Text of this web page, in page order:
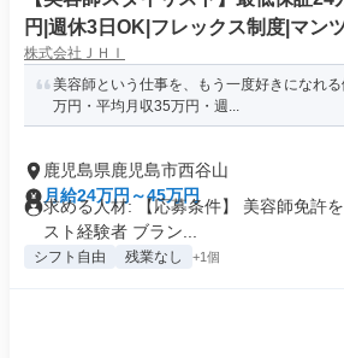
円|週休3日OK|フレックス制度|マン
株式会社ＪＨＩ
美容師という仕事を、もう一度好きになれ
万円・平均月収35万円・週...
鹿児島県鹿児島市西谷山
月給24万円～45万円
求める人材: 【応募条件】 美容師免許
スト経験者 ブラン...
シフト自由 残業なし +1個